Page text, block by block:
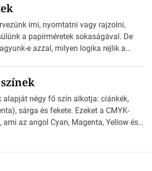
vektorgrafika. *Hirdetés Minden
a nyomdával, mielőtt elkezdjük a
az elkészült munka után
másképp kellett volna csinálni! […]
írni, nyomtatni vagy rajzolni,
a papírméretek sokaságával. De
e azzal, milyen logika rejlik a
cikkben a papírméretek izgalmas
el téged, hogy jobban megértsd,
alapján érdemes választanod a
a papírméretek világába A […]
alapját négy fő szín alkotja: ciánkék,
sárga és fekete. Ezeket a CMYK-
ami az angol Cyan, Magenta, Yellow és